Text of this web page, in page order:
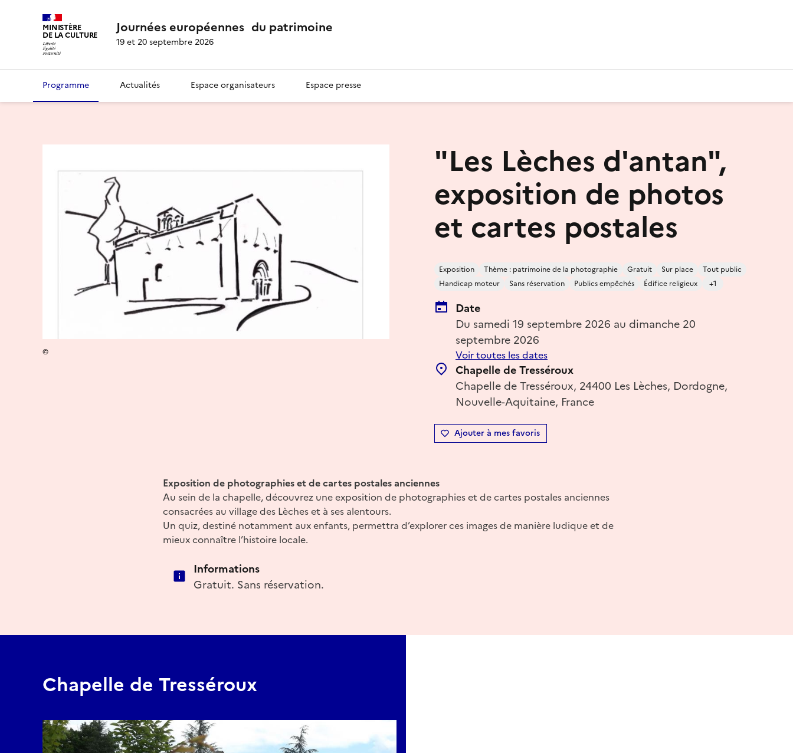
MINISTÈRE
DE LA CULTURE Journées européennes du patrimoine
19 et 20 septembre 2026
Programme Actualités Espace organisateurs Espace presse
"Les Lèches d'antan",
exposition de photos
et cartes postales
Exposition Thème : patrimoine de la photographie Gratuit Sur place
Tout public
Handicap moteur
Sans réservation Publics empêchés Édifice religieux +1
Date
Du samedi 19 septembre 2026 au dimanche 20
septembre 2026
Voir toutes les dates
Chapelle de Tresséroux
Chapelle de Tresséroux, 24400 Les Lèches, Dordogne,
Nouvelle-Aquitaine, France
Ajouter à mes favoris
©
Exposition de photographies et de cartes postales anciennes
Au sein de la chapelle, découvrez une exposition de photographies et de cartes postales anciennes
consacrées au village des Lèches et à ses alentours.
Un quiz, destiné notamment aux enfants, permettra d’explorer ces images de manière ludique et de
mieux connaître l’histoire locale.
Informations
Gratuit. Sans réservation.
Chapelle de Tresséroux